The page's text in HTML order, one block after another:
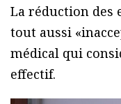
La réduction des
tout aussi
médical qui
effectif.